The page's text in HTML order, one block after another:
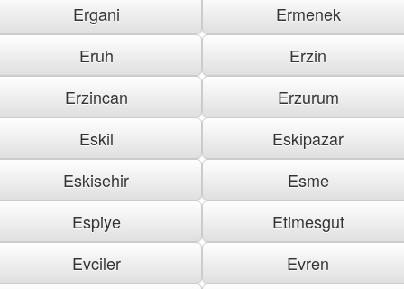
Ergani
Ermenek
Eruh
Erzin
Erzincan
Erzurum
Eskil
Eskipazar
Eskisehir
Esme
Espiye
Etimesgut
Evciler
Evren